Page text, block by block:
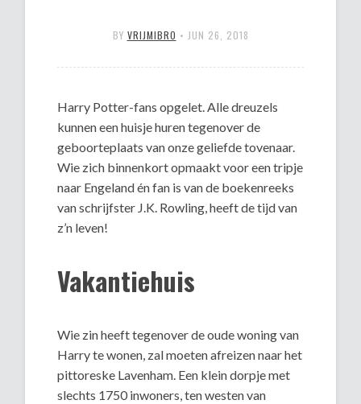
BY VRIJMIBRO • JUN 26, 2018
Harry Potter-fans opgelet. Alle dreuzels
kunnen een huisje huren tegenover de
geboorteplaats van onze geliefde tovenaar.
Wie zich binnenkort opmaakt voor een tripje
naar Engeland én fan is van de boekenreeks
van schrijfster J.K. Rowling, heeft de tijd van
z’n leven!
Vakantiehuis
Wie zin heeft tegenover de oude woning van
Harry te wonen, zal moeten afreizen naar het
pittoreske Lavenham. Een klein dorpje met
slechts 1750 inwoners, ten westen van